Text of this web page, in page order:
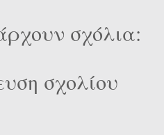
σχόλια:
σχολίου